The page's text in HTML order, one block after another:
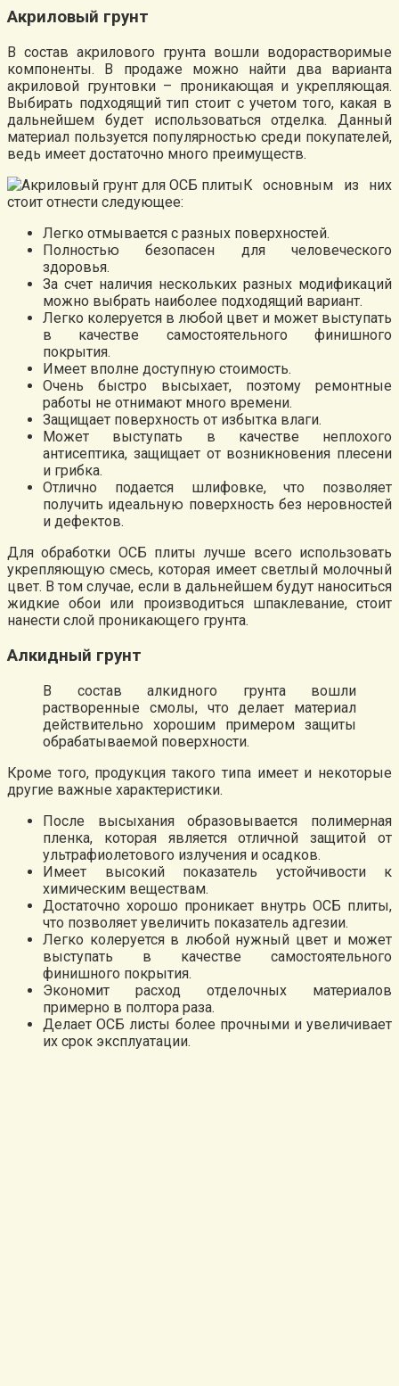
Акриловый грунт
В состав акрилового грунта вошли водорастворимые
компоненты. В продаже можно найти два варианта
акриловой грунтовки – проникающая и укрепляющая.
Выбирать подходящий тип стоит с учетом того, какая в
дальнейшем будет использоваться отделка. Данный
материал пользуется популярностью среди покупателей,
ведь имеет достаточно много преимуществ.
К основным из них
стоит отнести следующее:
Легко отмывается с разных поверхностей.
Полностью безопасен для человеческого
здоровья.
За счет наличия нескольких разных модификаций
можно выбрать наиболее подходящий вариант.
Легко колеруется в любой цвет и может выступать
в качестве самостоятельного финишного
покрытия.
Имеет вполне доступную стоимость.
Очень быстро высыхает, поэтому ремонтные
работы не отнимают много времени.
Защищает поверхность от избытка влаги.
Может выступать в качестве неплохого
антисептика, защищает от возникновения плесени
и грибка.
Отлично подается шлифовке, что позволяет
получить идеальную поверхность без неровностей
и дефектов.
Для обработки ОСБ плиты лучше всего использовать
укрепляющую смесь, которая имеет светлый молочный
цвет. В том случае, если в дальнейшем будут наноситься
жидкие обои или производиться шпаклевание, стоит
нанести слой проникающего грунта.
Алкидный грунт
В состав алкидного грунта вошли
растворенные смолы, что делает материал
действительно хорошим примером защиты
обрабатываемой поверхности.
Кроме того, продукция такого типа имеет и некоторые
другие важные характеристики.
После высыхания образовывается полимерная
пленка, которая является отличной защитой от
ультрафиолетового излучения и осадков.
Имеет высокий показатель устойчивости к
химическим веществам.
Достаточно хорошо проникает внутрь ОСБ плиты,
что позволяет увеличить показатель адгезии.
Легко колеруется в любой нужный цвет и может
выступать в качестве самостоятельного
финишного покрытия.
Экономит расход отделочных материалов
примерно в полтора раза.
Делает ОСБ листы более прочными и увеличивает
их срок эксплуатации.